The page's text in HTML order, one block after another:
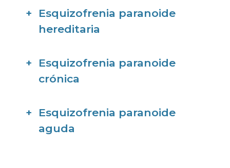
Esquizofrenia paranoide
hereditaria
Esquizofrenia paranoide
crónica
Esquizofrenia paranoide
aguda